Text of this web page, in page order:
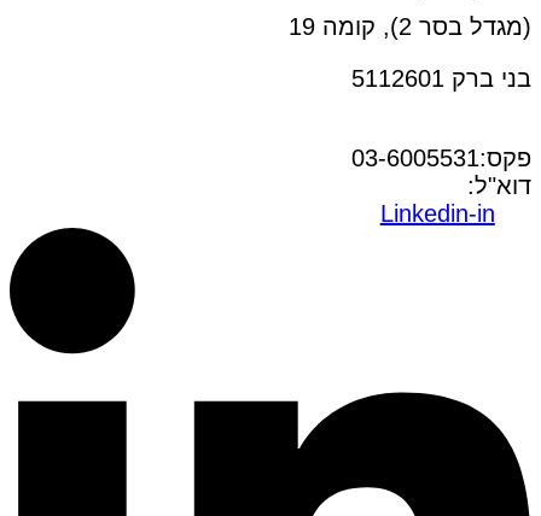
(מגדל בסר 2), קומה 19
בני ברק 5112601
פקס:03-6005531
דוא"ל:
Linkedin-in